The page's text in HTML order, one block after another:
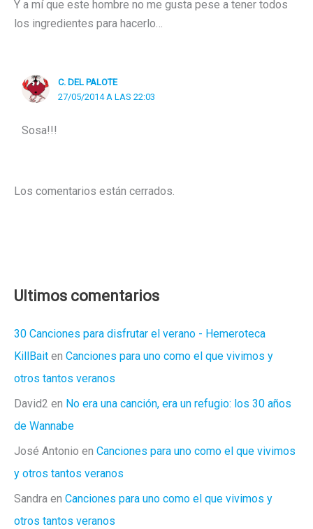
Y a mí que este hombre no me gusta pese a tener todos
los ingredientes para hacerlo…
C. DEL PALOTE
27/05/2014 A LAS 22:03
Sosa!!!
Los comentarios están cerrados.
Ultimos comentarios
30 Canciones para disfrutar el verano - Hemeroteca
KillBait en Canciones para uno como el que vivimos y
otros tantos veranos
David2 en No era una canción, era un refugio: los 30 años
de Wannabe
José Antonio en Canciones para uno como el que vivimos
y otros tantos veranos
Sandra en Canciones para uno como el que vivimos y
otros tantos veranos